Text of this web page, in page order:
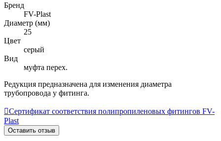
Бренд
FV-Plast
Диаметр (мм)
25
Цвет
серый
Вид
муфта перех.
Редукция предназначена для изменения диаметра
трубопровода у фитинга.
Сертификат соответствия полипропиленовых фитингов FV-
Plast
Оставить отзыв